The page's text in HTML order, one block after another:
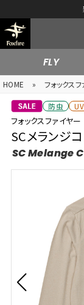
FLY
HOME » フォックス
防虫
フォックスファイヤー
SCメランジ
SC Melange